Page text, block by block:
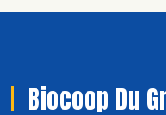
Biocoop Du